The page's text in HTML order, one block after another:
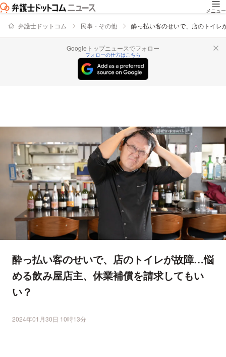
メニュー
弁護士ドットコム 民事・その他 酔っ払い客のせいで、店のトイ
Googleトップニュースでフォロー
フォローの仕方はこちら
酔っ払い客のせいで、店のトイレが故障…悩
める飲み屋店主、休業補償を請求してもい
い？
2024年01月30日 10時13分